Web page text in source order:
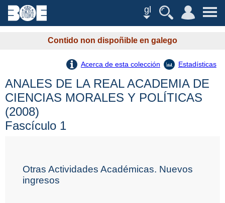
gl
Contido non dispoñible en galego
Acerca de esta colección Estadísticas
ANALES DE LA REAL ACADEMIA DE
CIENCIAS MORALES Y POLÍTICAS
(2008)
Fascículo 1
Otras Actividades Académicas. Nuevos
ingresos